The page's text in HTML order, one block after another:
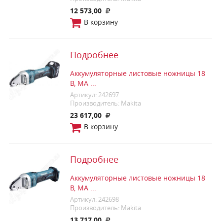
12 573,00
В корзину
Подробнее
Аккумуляторные листовые ножницы 18
В, MA ...
Артикул: 242697
Производитель: Makita
23 617,00
В корзину
Подробнее
Аккумуляторные листовые ножницы 18
В, MA ...
Артикул: 242698
Производитель: Makita